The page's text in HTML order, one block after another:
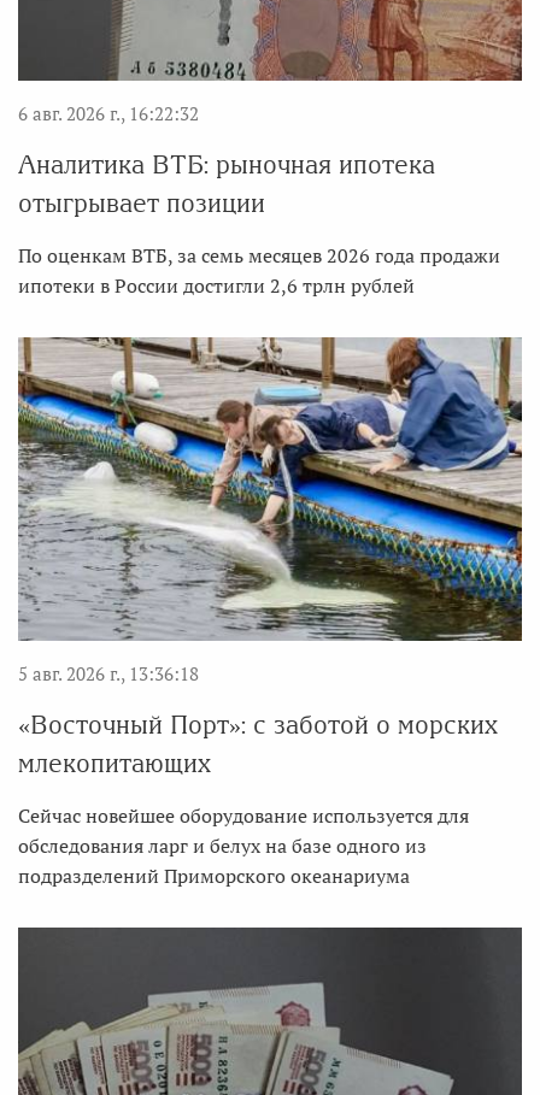
6 авг. 2026 г., 16:22:32
Аналитика ВТБ: рыночная ипотека
отыгрывает позиции
По оценкам ВТБ, за семь месяцев 2026 года продажи
ипотеки в России достигли 2,6 трлн рублей
5 авг. 2026 г., 13:36:18
«Восточный Порт»: с заботой о морских
млекопитающих
Сейчас новейшее оборудование используется для
обследования ларг и белух на базе одного из
подразделений Приморского океанариума